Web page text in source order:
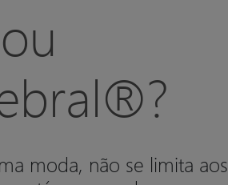
moda, não se limita aos